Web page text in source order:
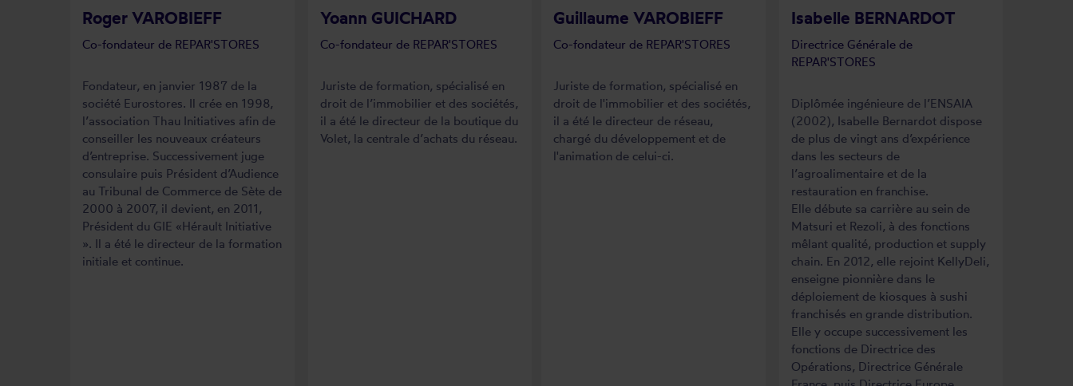
Roger VAROBIEFF
Co-fondateur de REPAR'STORES
Fondateur, en janvier 1987 de la
société Eurostores. Il crée en 1998,
l’association Thau Initiatives afin de
conseiller les nouveaux créateurs
d’entreprise. Successivement juge
consulaire puis Président d’Audience
au Tribunal de Commerce de Sète de
2000 à 2007, il devient, en 2011,
Président du GIE «Hérault Initiative
». Il a été le directeur de la formation
initiale et continue.
Yoann GUICHARD
Co-fondateur de REPAR'STORES
Juriste de formation, spécialisé en
droit de l’immobilier et des sociétés,
il a été le directeur de la boutique du
Volet, la centrale d’achats du réseau.
Guillaume VAROBIEFF
Co-fondateur de REPAR'STORES
Juriste de formation, spécialisé en
droit de l'immobilier et des sociétés,
il a été le directeur de réseau,
chargé du développement et de
l'animation de celui-ci.
Isabelle BERNARDOT
Directrice Générale de
REPAR'STORES
Diplômée ingénieure de l’ENSAIA
(2002), Isabelle Bernardot dispose
de plus de vingt ans d’expérience
dans les secteurs de
l’agroalimentaire et de la
restauration en franchise.
Elle débute sa carrière au sein de
Matsuri et Rezoli, à des fonctions
mêlant qualité, production et supply
chain. En 2012, elle rejoint KellyDeli,
enseigne pionnière dans le
déploiement de kiosques à sushi
franchisés en grande distribution.
Elle y occupe successivement les
fonctions de Directrice des
Opérations, Directrice Générale